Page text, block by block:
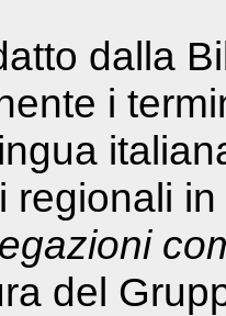
dalla
i
regionali
del